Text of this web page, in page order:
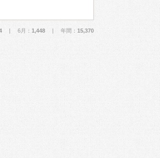
| 6月： 1,448 | 年間： 15,370